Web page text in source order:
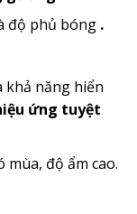
độ phủ bóng .
khả năng hiển
ứng tuyệt
độ ẩm cao.